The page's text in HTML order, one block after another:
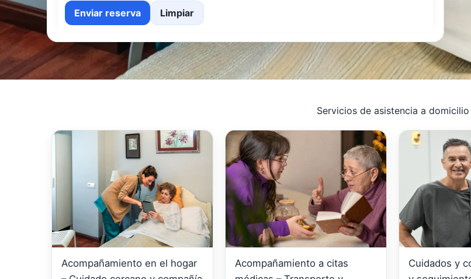
Enviar reserva Limpiar
Servicios de asistencia a domicilio
Acompañamiento en el hogar
Acompañamiento a citas
Cuidados y